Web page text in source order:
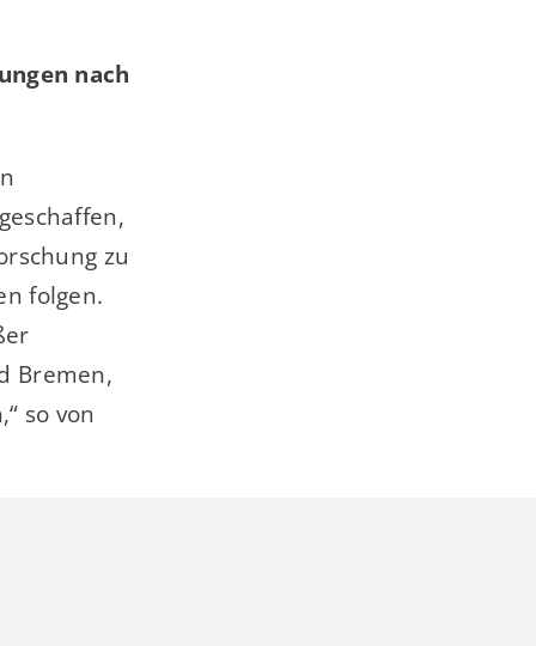
nach
zu
folgen.
Bremen,
so von